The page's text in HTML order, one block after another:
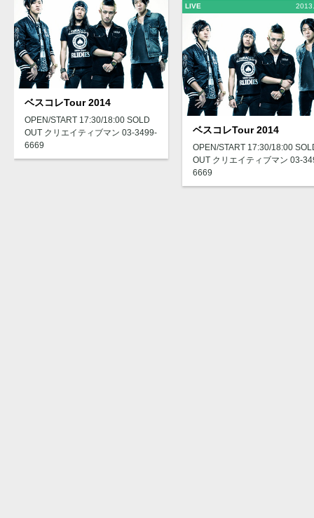
ベスコレTour 2014
OPEN/START 17:30/18:00 SOLD
OUT クリエイティブマン 03-3499-
6669
LIVE
ベスコレTour 2014
OPEN/START 17:30/18:00
OUT クリエイティブマン 03-
6669